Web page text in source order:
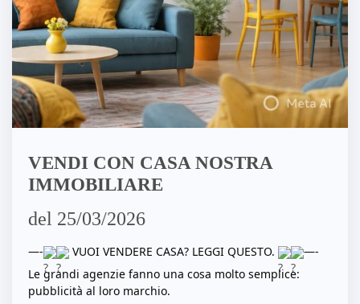
VENDI CON CASA NOSTRA
IMMOBILIARE
del 25/03/2026
—- VUOI VENDERE CASA? LEGGI QUESTO.
—-
Le grandi agenzie fanno una cosa molto semplice:
pubblicità al loro marchio.